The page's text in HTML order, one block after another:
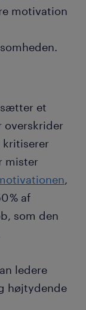
motivation
sætter et
overskrider
kritiserer
mister
,
% af
som den
ledere
højtydende